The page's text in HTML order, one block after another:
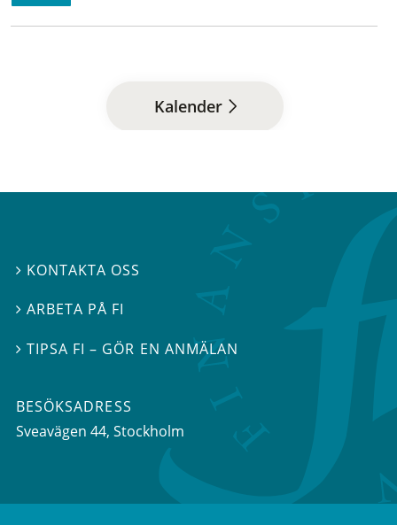
Kalender
 KONTAKTA OSS
ARBETA PÅ FI
TIPSA FI – GÖR EN ANMÄLAN
BESÖKSADRESS
Sveavägen 44, Stockholm